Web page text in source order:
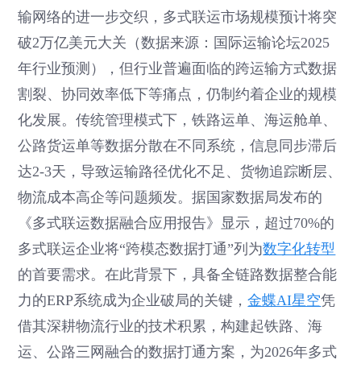
输网络的进一步交织，多式联运市场规模预计将突
破2万亿美元大关（数据来源：国际运输论坛2025
年行业预测），但行业普遍面临的跨运输方式数据
割裂、协同效率低下等痛点，仍制约着企业的规模
化发展。传统管理模式下，铁路运单、海运舱单、
公路货运单等数据分散在不同系统，信息同步滞后
达2-3天，导致运输路径优化不足、货物追踪断层、
物流成本高企等问题频发。据国家数据局发布的
《多式联运数据融合应用报告》显示，超过70%的
多式联运企业将“跨模态数据打通”列为数字化转型
的首要需求。在此背景下，具备全链路数据整合能
力的ERP系统成为企业破局的关键，金蝶AI星空凭
借其深耕物流行业的技术积累，构建起铁路、海
运、公路三网融合的数据打通方案，为2026年多式